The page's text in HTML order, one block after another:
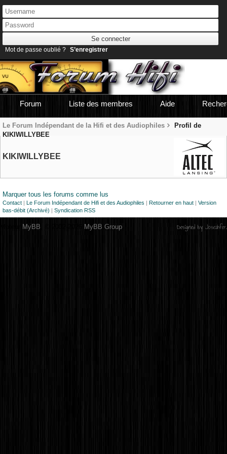
Mot de passe oublié ? S’enregistrer
Forum Liste des membres Aide
Le Forum Indépendant de la Hifi et des Audiophiles
Profil de
KIKIWILLYBEE
KIKIWILLYBEE
Marquer tous les forums comme lus
Contact | Le Forum Indépendant de Hifi et des Audiophiles | Retourner en haut | Version
bas-débit (Archivé) | Syndication RSS
Designed by Joseahfer.
MyBB MyBB Group